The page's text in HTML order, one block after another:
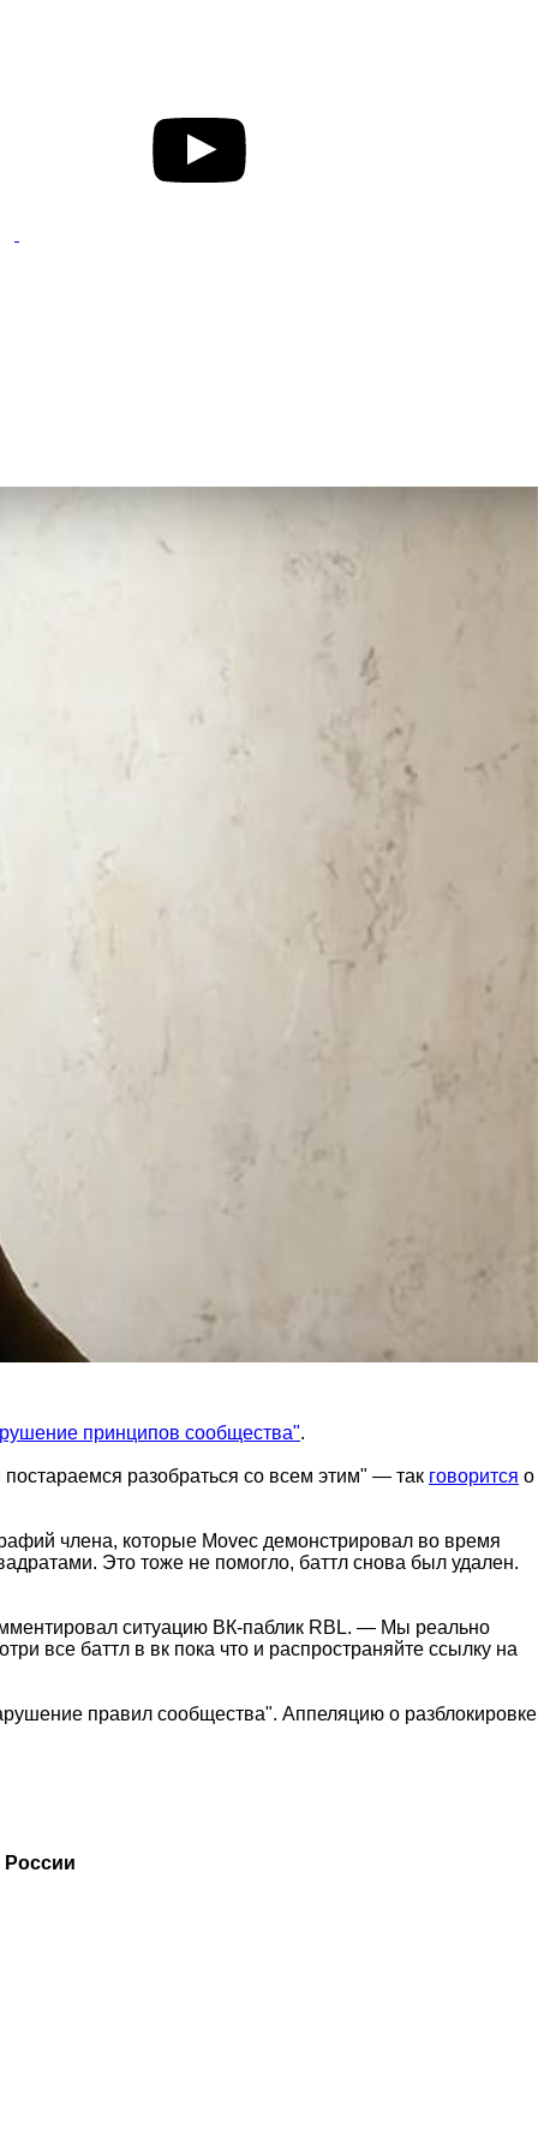
принципов сообщества".
разобраться со всем этим" — так говорится о
члена, которые Movec демонстрировал во время
Это тоже не помогло, баттл снова был удален.
ситуацию ВК-паблик RBL. — Мы реально
все баттл в вк пока что и распространяйте ссылку на
правил сообщества". Аппеляцию о разблокировке
России